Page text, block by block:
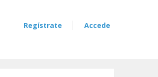
Regístrate Accede